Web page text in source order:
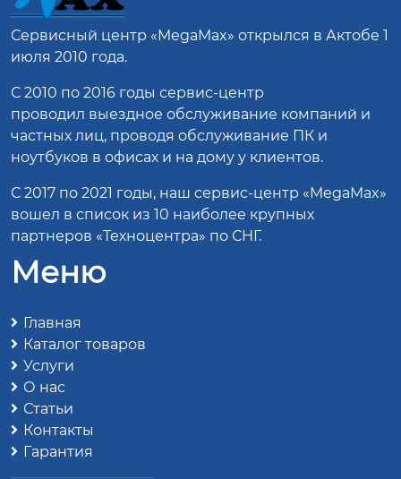
Сервисный центр «MegaMax» открылся в Актобе 1
июля 2010 года.
С 2010 по 2016 годы сервис-центр
проводил выездное обслуживание компаний и
частных лиц, проводя обслуживание ПК и
ноутбуков в офисах и на дому у клиентов.
С 2017 по 2021 годы, наш сервис-центр «MegaMax»
вошел в список из 10 наиболее крупных
партнеров «Техноцентра» по СНГ.
Меню
Главная
Каталог товаров
Услуги
О нас
Статьи
Контакты
Гарантия